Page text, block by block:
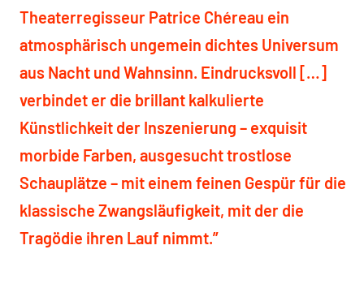
Theaterregisseur Patrice Chéreau ein
atmosphärisch ungemein dichtes Universum
aus Nacht und Wahnsinn. Eindrucksvoll […]
verbindet er die brillant kalkulierte
Künstlichkeit der Inszenierung – exquisit
morbide Farben, ausgesucht trostlose
Schauplätze – mit einem feinen Gespür für die
klassische Zwangsläufigkeit, mit der die
Tragödie ihren Lauf nimmt.”